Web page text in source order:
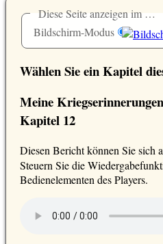
Diese Seite anzeigen im …
Bildschirm-Modus
Wählen Sie ein Kapitel
Meine
Kapitel 12
Diesen Bericht können Sie sich
Steuern Sie die
Bedienelementen des Players.